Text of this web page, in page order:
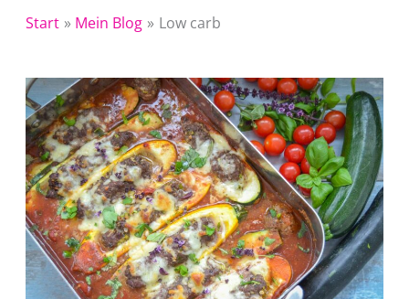
Start Mein Blog Low carb